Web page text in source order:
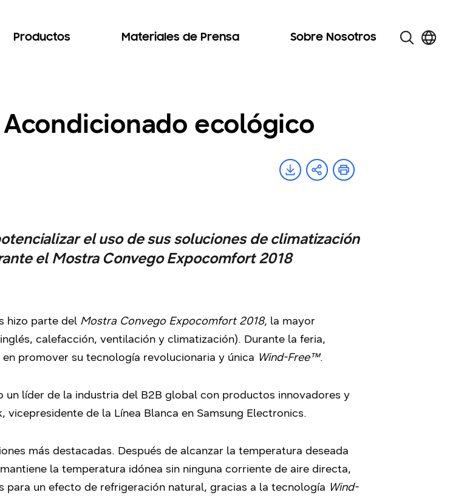
Productos Materiales de Prensa Sobre Nosotros
ecológico
el uso de sus soluciones de climatización
el Mostra Convego Expocomfort 2018
hizo parte del Mostra Convego Expocomfort 2018, la mayor
calefacción, ventilación y climatización). Durante la feria,
promover su tecnología revolucionaria y única Wind-Free™.
un líder de la industria del B2B global con productos innovadores y
vicepresidente de la Línea Blanca en Samsung Electronics.
más destacadas. Después de alcanzar la temperatura deseada
la temperatura idónea sin ninguna corriente de aire directa,
un efecto de refrigeración natural, gracias a la tecnología Wind-